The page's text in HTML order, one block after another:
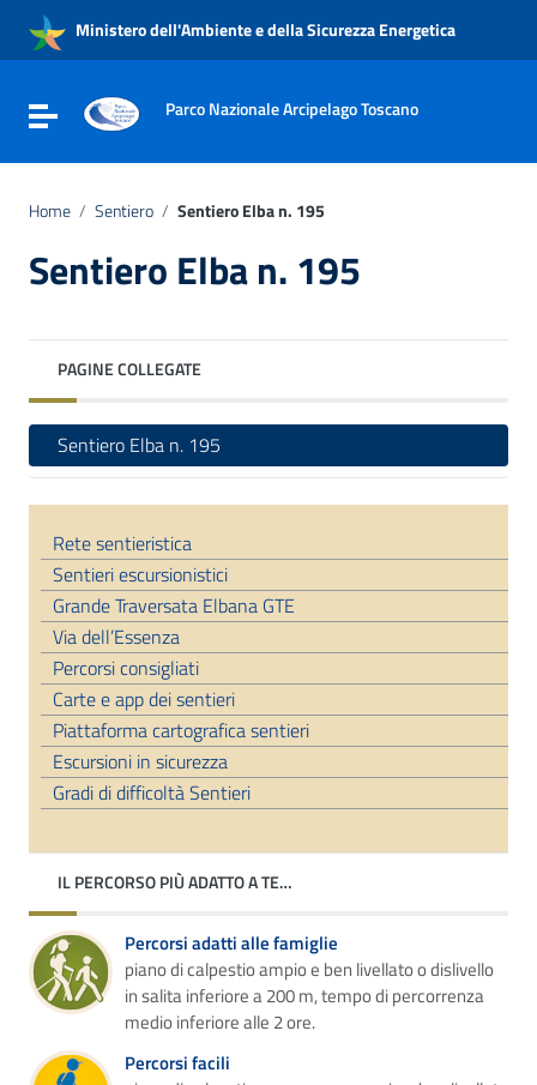
Vai al menu di navigazione
Vai al footer
Ministero dell'Ambiente e della Sicurezza Energetica
Attiva / disattiva la navigazione
Parco Nazionale Arcipelago Toscano
Home / Sentiero / Sentiero Elba n. 195
Sentiero Elba n. 195
PAGINE COLLEGATE
Sentiero Elba n. 195
Rete sentieristica
Sentieri escursionistici
Grande Traversata Elbana GTE
Via dell’Essenza
Percorsi consigliati
Carte e app dei sentieri
Piattaforma cartografica sentieri
Escursioni in sicurezza
Gradi di difficoltà Sentieri
IL PERCORSO PIÙ ADATTO A TE…
Percorsi adatti alle famiglie
piano di calpestio ampio e ben livellato o dislivello
in salita inferiore a 200 m, tempo di percorrenza
medio inferiore alle 2 ore.
Percorsi facili